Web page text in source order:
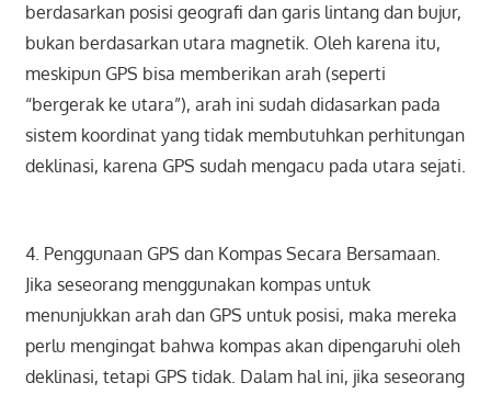
berdasarkan posisi geografi dan garis lintang dan bujur,
bukan berdasarkan utara magnetik. Oleh karena itu,
meskipun GPS bisa memberikan arah (seperti
“bergerak ke utara”), arah ini sudah didasarkan pada
sistem koordinat yang tidak membutuhkan perhitungan
deklinasi, karena GPS sudah mengacu pada utara sejati.
4. Penggunaan GPS dan Kompas Secara Bersamaan.
Jika seseorang menggunakan kompas untuk
menunjukkan arah dan GPS untuk posisi, maka mereka
perlu mengingat bahwa kompas akan dipengaruhi oleh
deklinasi, tetapi GPS tidak. Dalam hal ini, jika seseorang